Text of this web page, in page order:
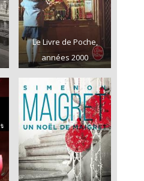
Le Livre de Poche,
années 2000